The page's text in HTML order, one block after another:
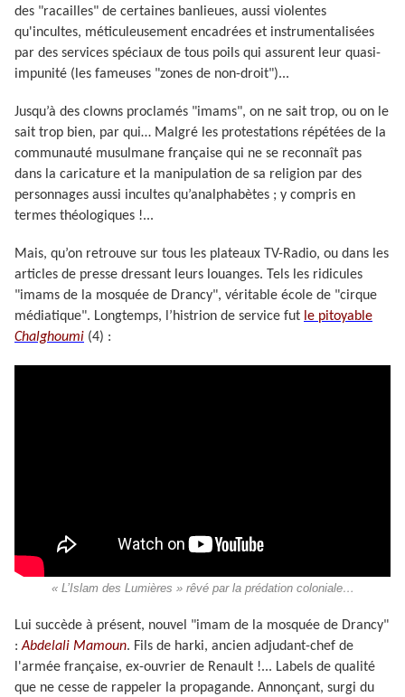
des "racailles" de certaines banlieues, aussi violentes
qu'incultes, méticuleusement encadrées et instrumentalisées
par des services spéciaux de tous poils qui assurent leur quasi-
impunité (les fameuses "zones de non-droit")...
Jusqu’à des clowns proclamés "imams", on ne sait trop, ou on le
sait trop bien, par qui… Malgré les protestations répétées de la
communauté musulmane française qui ne se reconnaît pas
dans la caricature et la manipulation de sa religion par des
personnages aussi incultes qu’analphabètes ; y compris en
termes théologiques !...
Mais, qu’on retrouve sur tous les plateaux TV-Radio, ou dans les
articles de presse dressant leurs louanges. Tels les ridicules
"imams de la mosquée de Drancy", véritable école de "cirque
médiatique". Longtemps, l’histrion de service fut le pitoyable
Chalghoumi (4) :
« L’Islam des Lumières » rêvé par la prédation coloniale…
Lui succède à présent, nouvel "imam de la mosquée de Drancy"
:Abdelali Mamoun. Fils de harki, ancien adjudant-chef de
l'armée française, ex-ouvrier de Renault !... Labels de qualité
que ne cesse de rappeler la propagande. Annonçant, surgi du